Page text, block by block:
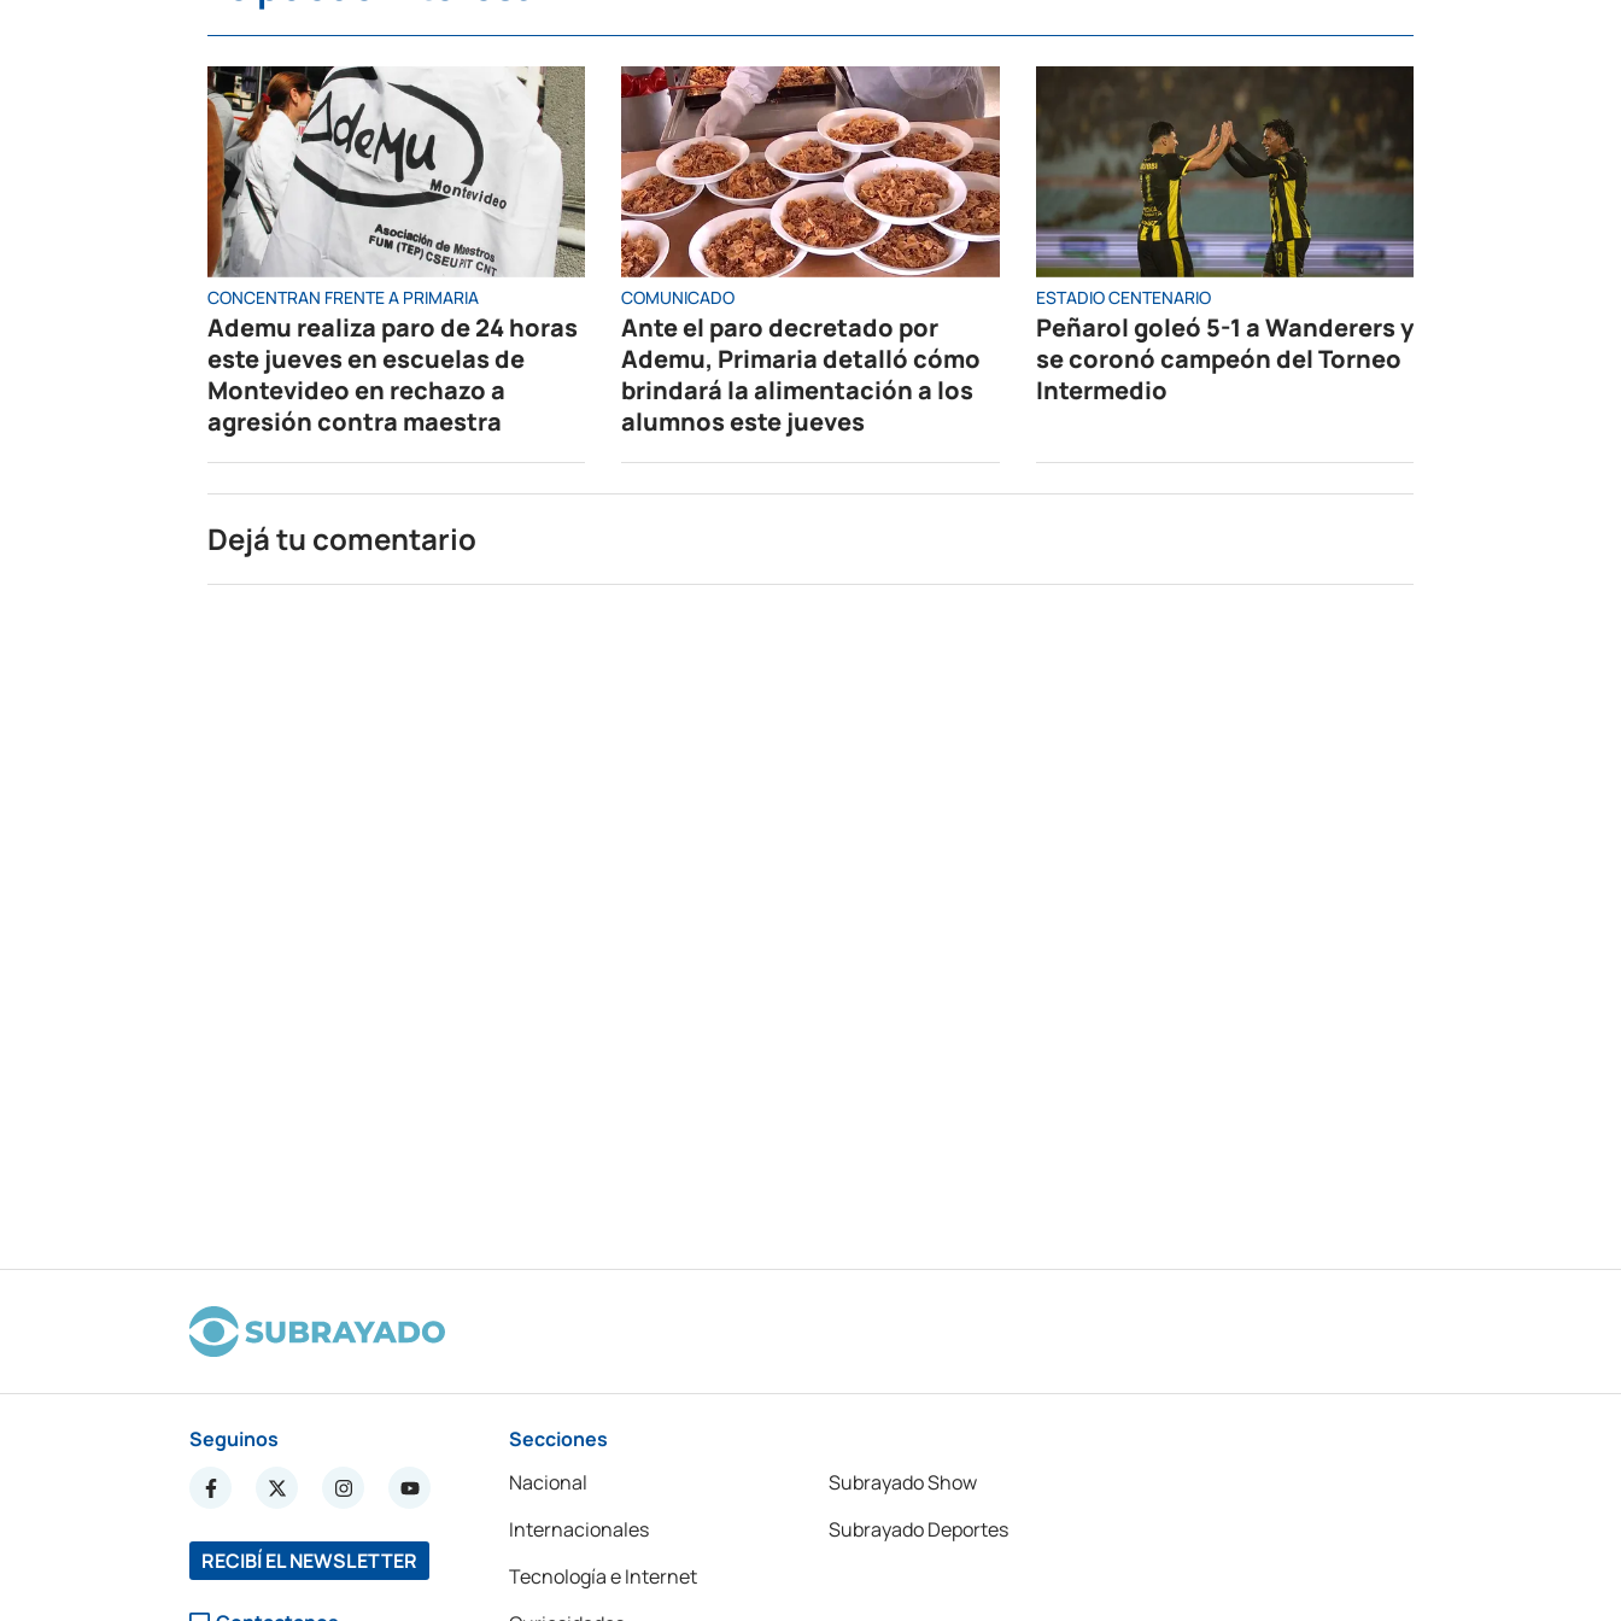
CONCENTRAN FRENTE A PRIMARIA
Ademu realiza paro de 24 horas
este jueves en escuelas de
Montevideo en rechazo a
agresión contra maestra
COMUNICADO
Ante el paro decretado por
Ademu, Primaria detalló cómo
brindará la alimentación a los
alumnos este jueves
ESTADIO CENTENARIO
Peñarol goleó 5-1 a Wanderers y
se coronó campeón del Torneo
Intermedio
Dejá tu comentario
Seguinos
RECIBÍ EL NEWSLETTER
Secciones
Nacional
Internacionales
Tecnología e Internet
Subrayado Show
Subrayado Deportes